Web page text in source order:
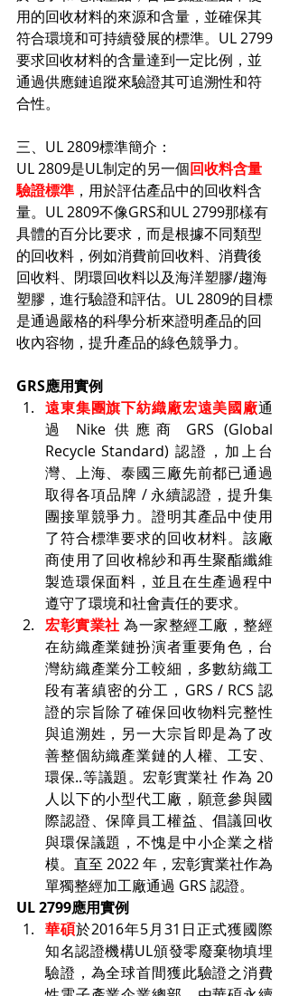
用的回收材料的來源和含量，並確保其
符合環境和可持續發展的標準。UL 2799
要求回收材料的含量達到一定比例，並
通過供應鏈追蹤來驗證其可追溯性和符
合性。
三、UL 2809標準簡介：
UL 2809是UL制定的另一個回收料含量
驗證標準 ，用於評估產品中的回收料含
量。UL 2809不像GRS和UL 2799那樣有
具體的百分比要求，而是根據不同類型
的回收料，例如消費前回收料、消費後
回收料、閉環回收料以及海洋塑膠/趨海
塑膠，進行驗證和評估。UL 2809的目標
是通過嚴格的科學分析來證明產品的回
收內容物，提升產品的綠色競爭力。
GRS應用實例
遠東集團旗下紡織廠宏遠美國廠通
過 Nike 供應商 GRS (Global
Recycle Standard) 認證，加上台
灣、上海、泰國三廠先前都已通過
取得各項品牌 / 永續認證，提升集
團接單競爭力。證明其產品中使用
了符合標準要求的回收材料。該廠
商使用了回收棉紗和再生聚酯纖維
製造環保面料，並且在生產過程中
遵守了環境和社會責任的要求。
宏彰實業社 為一家整經工廠，整經
在紡織產業鏈扮演者重要角色，台
灣紡織產業分工較細，多數紡織工
段有著縝密的分工，GRS / RCS 認
證的宗旨除了確保回收物料完整性
與追溯姓，另一大宗旨即是為了改
善整個紡織產業鏈的人權、工安、
環保..等議題。宏彰實業社 作為 20
人以下的小型代工廠，願意參與國
際認證、保障員工權益、倡議回收
與環保議題，不愧是中小企業之楷
模。直至 2022 年，宏彰實業社作為
單獨整經加工廠通過 GRS 認證。
UL 2799應用實例
華碩於2016年5月31日正式獲國際
知名認證機構UL頒發零廢棄物填埋
驗證，為全球首間獲此驗證之消費